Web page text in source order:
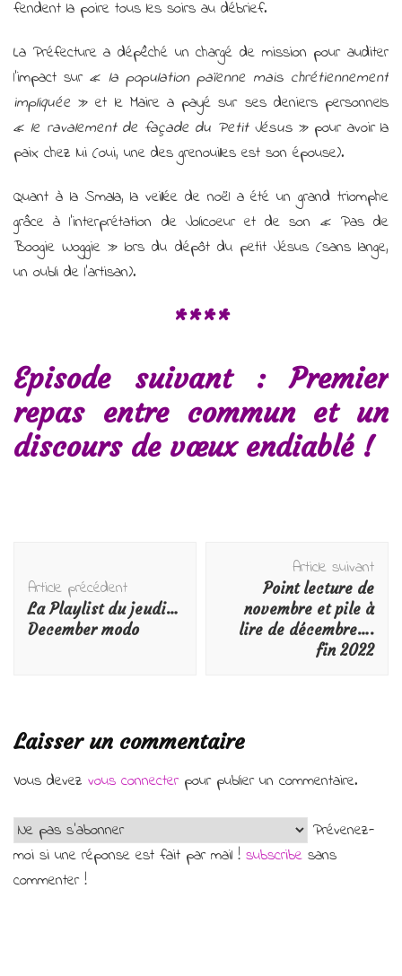
fendent la poire tous les soirs au débrief.
La Préfecture a dépêché un chargé de mission pour auditer
l’impact sur « la population païenne mais chrétiennement
impliquée » et le Maire a payé sur ses deniers personnels
«le ravalement de façade du Petit Jésus » pour avoir la
paix chez lui (oui, une des grenouilles est son épouse).
Quant à la Smala, la veillée de noël a été un grand triomphe
grâce à l’interprétation de Jolicoeur et de son « Pas de
Boogie Woggie » lors du dépôt du petit Jésus (sans lange,
un oubli de l’artisan).
****
Episode suivant : Premier
repas entre commun et un
discours de vœux endiablé !
d'article
Article précédent
La Playlist du jeudi…
December modo
Article suivant
Point lecture de
novembre et pile à
lire de décembre….
fin 2022
Laisser un commentaire
Vous devez vous connecterpour publier un commentaire.
Prévenez-
moi si une réponse est fait par mail ! subscribe sans
commenter !